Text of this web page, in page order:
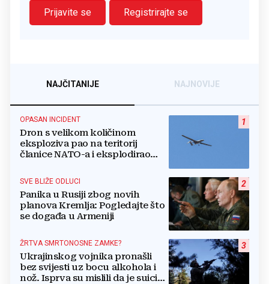
Prijavite se
Registrirajte se
NAJČITANIJE NAJNOVIJE
1
OPASAN INCIDENT
Dron s velikom količinom
eksploziva pao na teritorij
članice NATO-a i eksplodirao
2
SVE BLIŽE ODLUCI
Panika u Rusiji zbog novih
planova Kremlja: Pogledajte što
se događa u Armeniji
3
ŽRTVA SMRTONOSNE ZAMKE?
Ukrajinskog vojnika pronašli
bez svijesti uz bocu alkohola i
nož. Isprva su mislili da je suicid,